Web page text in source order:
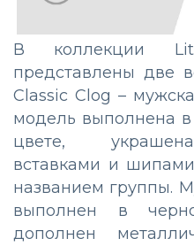
В коллекции
представлены две
Classic Clog –
модель выполнена
цвете,
вставками и
названием группы.
выполнен в
дополнен